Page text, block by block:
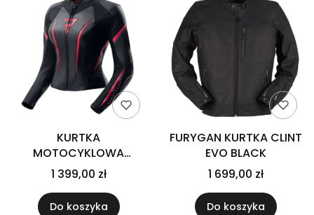
KURTKA
MOTOCYKLOWA
SKÓRZANA DAMSKA
REBELHORN DIVA ST
BLACK PINK
1 399,00 zł
Do koszyka
FURYGAN KURTKA CLINT
EVO BLACK
1 699,00 zł
Do koszyka